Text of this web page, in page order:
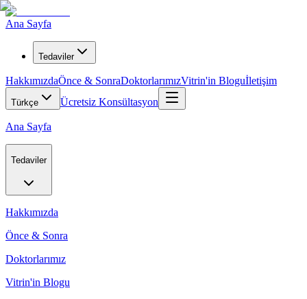
Ana Sayfa
Tedaviler
HakkımızdaÖnce & SonraDoktorlarımızVitrin'in Bloguİletişim
Türkçe Ücretsiz Konsültasyon
Ana Sayfa
Tedaviler
Hakkımızda
Önce & Sonra
Doktorlarımız
Vitrin'in Blogu